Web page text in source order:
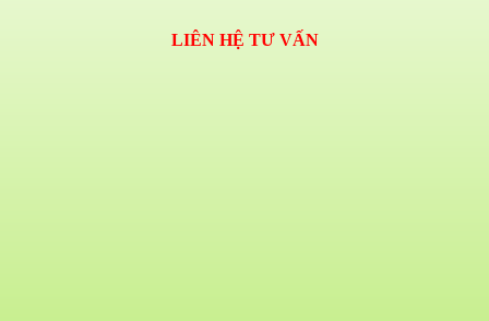
LIÊN HỆ TƯ VẤN